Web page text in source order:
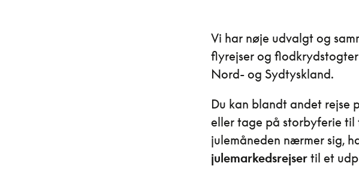
Vi har nøje udvalgt og
flyrejser og
Nord- og Sydtyskland.
Du kan blandt andet rejse
eller tage på storbyferie til
julemåneden nærmer sig,
julemarkedsrejser til et